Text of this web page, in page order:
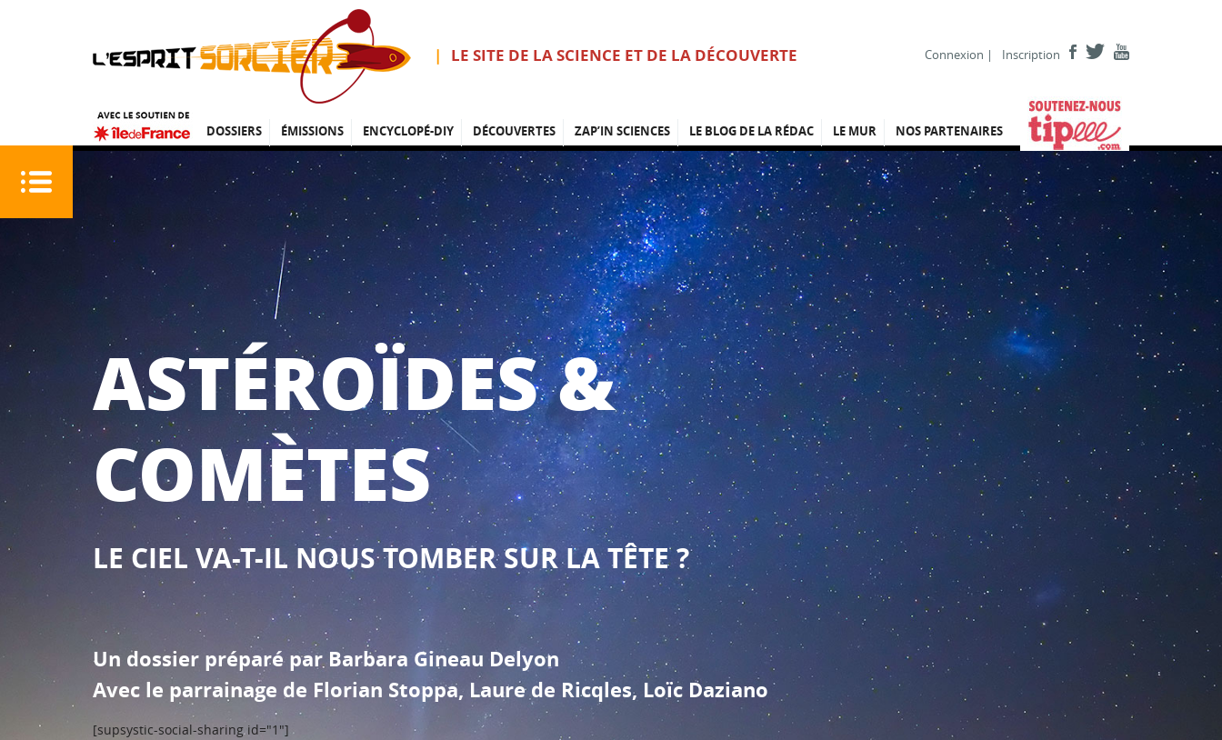
LE SITE DE LA SCIENCE ET DE LA DÉCOUVERTE Connexion | Inscription
DOSSIERS ÉMISSIONS ENCYCLOPÉ-DIY DÉCOUVERTES ZAP’IN SCIENCES LE BLOG DE LA RÉDAC LE MUR NOS PARTENAIRES
ASTÉROÏDES &
COMÈTES
LE CIEL VA-T-IL NOUS TOMBER SUR LA TÊTE ?
Un dossier préparé par Barbara Gineau Delyon
Avec le parrainage de Florian Stoppa, Laure de Ricqles, Loïc Daziano
[supsystic-social-sharing id="1"]